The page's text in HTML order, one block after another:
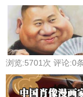
浏览:5701 次 评论:0